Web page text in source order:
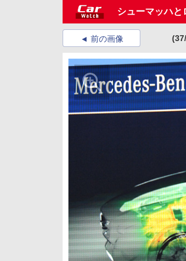
シューマッハと
前の画像